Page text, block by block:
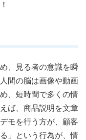
、見る者の意識を瞬
間の脳は画像や動画
、短時間で多くの情
ば、商品説明を文章
モを行う方が、顧客
」という行為が、情